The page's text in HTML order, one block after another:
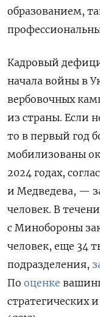
образованием,
Кадровый
начала войны в
вербовочных
из страны. Если
то в первый год
мобилизованы
2024 годах,
и Медведева, —
человек. В
с Минобороны
человек, еще 34
подразделения,
По оценке
стратегических